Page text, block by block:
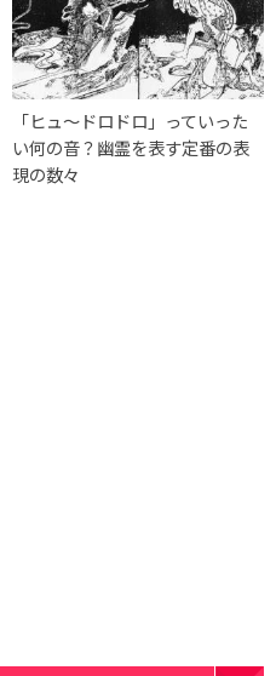
「ヒュ～ドロドロ」っていった
い何の音？幽霊を表す定番の表
現の数々